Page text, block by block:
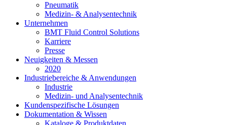
Pneumatik
Medizin- & Analysentechnik
Unternehmen
BMT Fluid Control Solutions
Karriere
Presse
Neuigkeiten & Messen
2020
Industriebereiche & Anwendungen
Industrie
Medizin- und Analysentechnik
Kundenspezifische Lösungen
Dokumentation & Wissen
Kataloge & Produktdaten